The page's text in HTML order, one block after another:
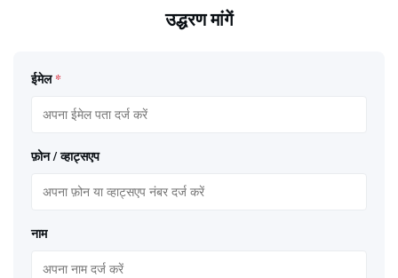
उद्धरण मांगें
ईमेल *
फ़ोन / व्हाट्सएप
नाम